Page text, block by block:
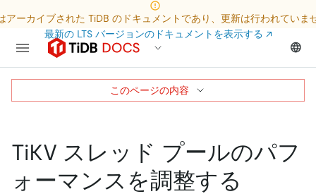
アーカイブされた TiDB のドキュメントであり、更新は行われていま
最新の LTS バージョンのドキュメントを表示する ↗
TiKV スレッド プールのパフ
ォーマンスを調整する
このページの内容